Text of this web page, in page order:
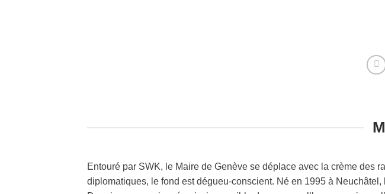
Entouré par SWK, le Maire de Genève se déplace avec la crème des
diplomatiques, le fond est dégueu-conscient. Né en 1995 à